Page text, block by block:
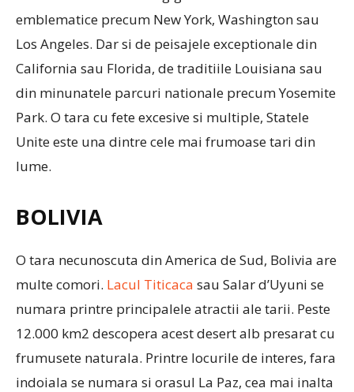
emblematice precum New York, Washington sau
Los Angeles. Dar si de peisajele exceptionale din
California sau Florida, de traditiile Louisiana sau
din minunatele parcuri nationale precum Yosemite
Park. O tara cu fete excesive si multiple, Statele
Unite este una dintre cele mai frumoase tari din
lume.
BOLIVIA
O tara necunoscuta din America de Sud, Bolivia are
multe comori. Lacul Titicaca sau Salar d’Uyuni se
numara printre principalele atractii ale tarii. Peste
12.000 km2 descopera acest desert alb presarat cu
frumusete naturala. Printre locurile de interes, fara
indoiala se numara si orasul La Paz, cea mai inalta